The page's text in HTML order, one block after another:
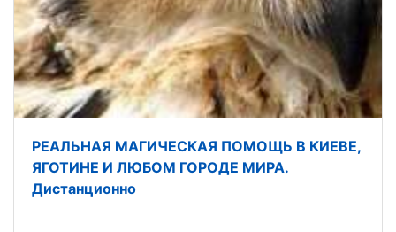
РЕАЛЬНАЯ МАГИЧЕСКАЯ ПОМОЩЬ В КИЕВЕ,
ЯГОТИНЕ И ЛЮБОМ ГОРОДЕ МИРА.
Дистанционно